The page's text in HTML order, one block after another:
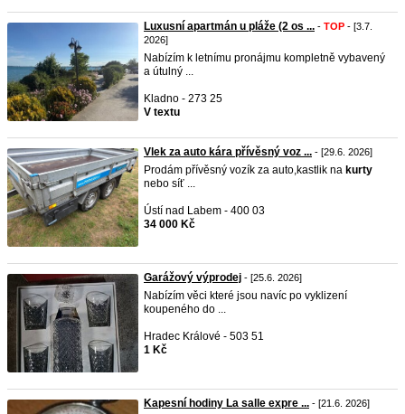
Luxusní apartmán u pláže (2 os ... - TOP - [3.7.
2026]
Nabízím k letnímu pronájmu kompletně vybavený
a útulný ...
Kladno - 273 25
V textu
Vlek za auto kára přívěsný voz ... - [29.6. 2026]
Prodám přívěsný vozík za auto,kastlik na kurty
nebo síť ...
Ústí nad Labem - 400 03
34 000 Kč
Garážový výprodej - [25.6. 2026]
Nabízím věci které jsou navíc po vyklizení
koupeného do ...
Hradec Králové - 503 51
1 Kč
Kapesní hodiny La salle expre ... - [21.6. 2026]